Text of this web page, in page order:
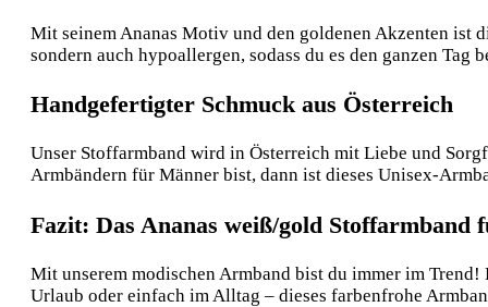
Mit seinem Ananas Motiv und den goldenen Akzenten ist
sondern auch hypoallergen, sodass du es den ganzen
Handgefertigter Schmuck aus Österreich
Unser Stoffarmband wird in Österreich mit Liebe und
Armbändern für Männer bist, dann ist dieses Unisex-
Fazit: Das Ananas weiß/gold Stoffarmband
Mit unserem modischen Armband bist du immer im
Urlaub oder einfach im Alltag – dieses farbenfrohe